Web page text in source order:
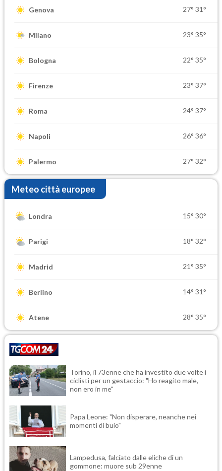
Genova 27° 31°
Milano 23° 35°
Bologna 22° 35°
Firenze 23° 37°
Roma 24° 37°
Napoli 26° 36°
Palermo 27° 32°
Meteo città europee
Londra 15° 30°
Parigi 18° 32°
Madrid 21° 35°
Berlino 14° 31°
Atene 28° 35°
Torino, il 73enne che ha investito due volte i
ciclisti per un gestaccio: "Ho reagito male,
non ero in me"
Papa Leone: "Non disperare, neanche nei
momenti di buio"
Lampedusa, falciato dalle eliche di un
gommone: muore sub 29enne